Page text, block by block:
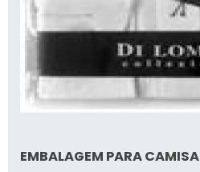
EMBALAGEM PARA CAMISA